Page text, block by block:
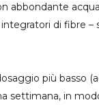
abbondante
di fibre –
più basso
in